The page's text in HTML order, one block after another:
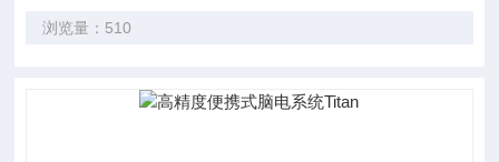
浏览量：510